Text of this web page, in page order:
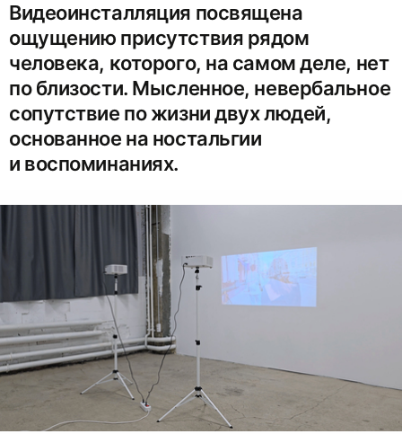
Видеоинсталляция посвящена
ощущению присутствия рядом
человека, которого, на самом деле, нет
по близости. Мысленное, невербальное
сопутствие по жизни двух людей,
основанное на ностальгии
и воспоминаниях.